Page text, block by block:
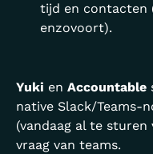
tijd en contacten
enzovoort).
Yuki en Accountable
native Slack/Teams-
(vandaag al te
vraag van teams.